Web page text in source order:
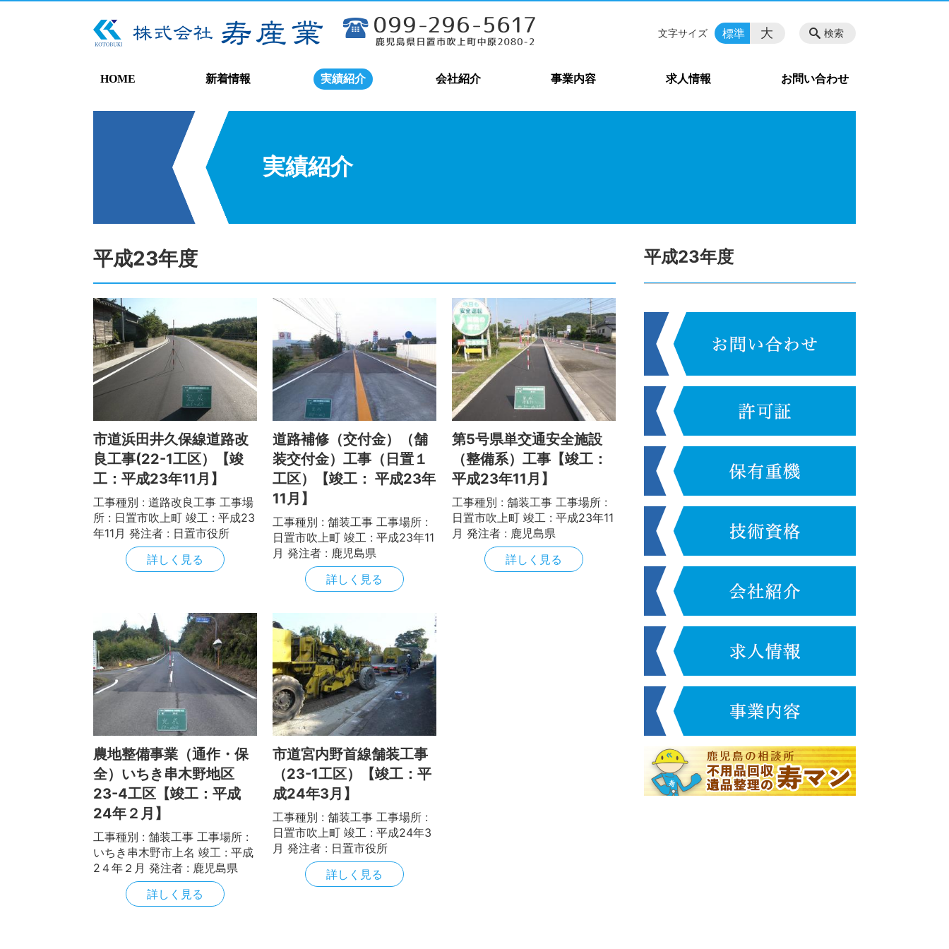
HOME 新着情報 実績紹介 会社紹介 事業内容 求人情報 お問い合わせ
検索
文字サイズ 標準 大
実績紹介
平成23年度
市道浜田井久保線道路改
良工事(22-1工区）【竣
工：平成23年11月】
工事種別 : 道路改良工事 工事場
所 : 日置市吹上町 竣工 : 平成23
年11月 発注者 : 日置市役所
詳しく見る
道路補修（交付金）（舗
装交付金）工事（日置１
工区）【竣工： 平成23年
11月】
工事種別 : 舗装工事 工事場所 :
日置市吹上町 竣工 : 平成23年11
月 発注者 : 鹿児島県
詳しく見る
第5号県単交通安全施設
（整備系）工事【竣工：
平成23年11月】
工事種別 : 舗装工事 工事場所 :
日置市吹上町 竣工 : 平成23年11
月 発注者 : 鹿児島県
詳しく見る
農地整備事業（通作・保
全）いちき串木野地区
23-4工区【竣工：平成
24年２月】
工事種別 : 舗装工事 工事場所 :
いちき串木野市上名 竣工 : 平成
2４年２月 発注者 : 鹿児島県
詳しく見る
市道宮内野首線舗装工事
（23-1工区）【竣工：平
成24年3月】
工事種別 : 舗装工事 工事場所 :
日置市吹上町 竣工 : 平成24年3
月 発注者 : 日置市役所
詳しく見る
平成23年度